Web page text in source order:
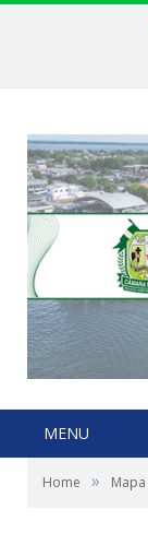
MENU
Home »